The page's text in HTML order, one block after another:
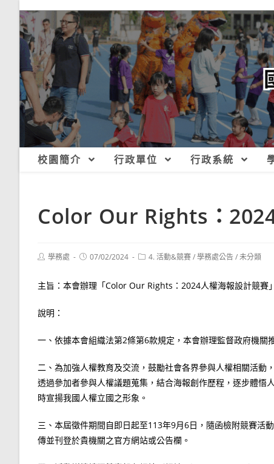
校園簡介 行政單位 行政系統
Color Our Rights：
Post學務處
Post07/02/2024
Post4. 活動&競賽/學務處公告/未分類
主旨：本會辦理「Color Our Rights：2024人權海報設計競賽
說明：
一、依據本會組織法第2條第6款規定，本會辦理監督政府機關
二、為加強人權教育及交流，鼓勵社會各界參與人權相關活動
透過參加者參與人權議題蒐集，結合海報創作歷程，逐步體悟
時宣揚我國人權立國之形象。
三、本屆徵件期間自即日起至113年9月6日，隨函檢附競賽活
傳並刊登於貴機關之官方網站或公告欄。